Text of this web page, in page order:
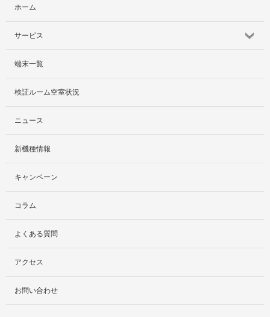
ホーム
サービス
サービス紹介
社外貸出プラン
検証ルーム
料金プラン
レンタルルームプラン
お手軽検証パック
端末一覧
検証ルーム空室状況
ニュース
新機種情報
キャンペーン
コラム
よくある質問
アクセス
お問い合わせ